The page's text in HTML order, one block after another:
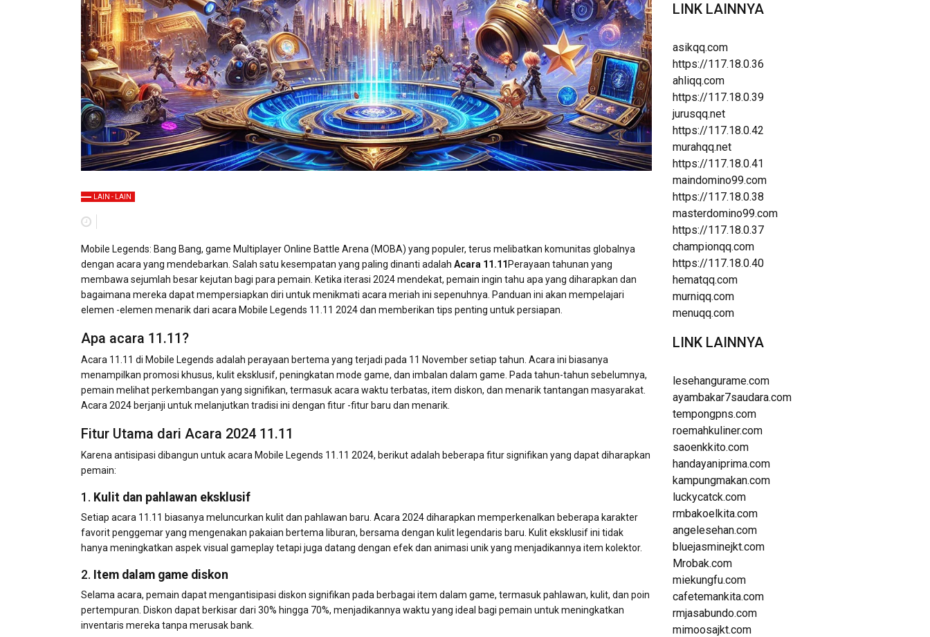
LAIN - LAIN
Mobile Legends: Bang Bang, game Multiplayer Online Battle Arena (MOBA) yang populer, terus melibatkan komunitas globalnya
dengan acara yang mendebarkan. Salah satu kesempatan yang paling dinanti adalah Acara 11.11 Perayaan tahunan yang
membawa sejumlah besar kejutan bagi para pemain. Ketika iterasi 2024 mendekat, pemain ingin tahu apa yang diharapkan dan
bagaimana mereka dapat mempersiapkan diri untuk menikmati acara meriah ini sepenuhnya. Panduan ini akan mempelajari
elemen -elemen menarik dari acara Mobile Legends 11.11 2024 dan memberikan tips penting untuk persiapan.
Apa acara 11.11?
Acara 11.11 di Mobile Legends adalah perayaan bertema yang terjadi pada 11 November setiap tahun. Acara ini biasanya
menampilkan promosi khusus, kulit eksklusif, peningkatan mode game, dan imbalan dalam game. Pada tahun-tahun sebelumnya,
pemain melihat perkembangan yang signifikan, termasuk acara waktu terbatas, item diskon, dan menarik tantangan masyarakat.
Acara 2024 berjanji untuk melanjutkan tradisi ini dengan fitur -fitur baru dan menarik.
Fitur Utama dari Acara 2024 11.11
Karena antisipasi dibangun untuk acara Mobile Legends 11.11 2024, berikut adalah beberapa fitur signifikan yang dapat diharapkan
pemain:
1. Kulit dan pahlawan eksklusif
Setiap acara 11.11 biasanya meluncurkan kulit dan pahlawan baru. Acara 2024 diharapkan memperkenalkan beberapa karakter
favorit penggemar yang mengenakan pakaian bertema liburan, bersama dengan kulit legendaris baru. Kulit eksklusif ini tidak
hanya meningkatkan aspek visual gameplay tetapi juga datang dengan efek dan animasi unik yang menjadikannya item kolektor.
2. Item dalam game diskon
Selama acara, pemain dapat mengantisipasi diskon signifikan pada berbagai item dalam game, termasuk pahlawan, kulit, dan poin
pertempuran. Diskon dapat berkisar dari 30% hingga 70%, menjadikannya waktu yang ideal bagi pemain untuk meningkatkan
inventaris mereka tanpa merusak bank.
LINK LAINNYA
asikqq.com
https://117.18.0.36
ahliqq.com
https://117.18.0.39
jurusqq.net
https://117.18.0.42
murahqq.net
https://117.18.0.41
maindomino99.com
https://117.18.0.38
masterdomino99.com
https://117.18.0.37
championqq.com
https://117.18.0.40
hematqq.com
murniqq.com
menuqq.com
LINK LAINNYA
lesehangurame.com
ayambakar7saudara.com
tempongpns.com
roemahkuliner.com
saoenkkito.com
handayaniprima.com
kampungmakan.com
luckycatck.com
rmbakoelkita.com
angelesehan.com
bluejasminejkt.com
Mrobak.com
miekungfu.com
cafetemankita.com
rmjasabundo.com
mimoosajkt.com